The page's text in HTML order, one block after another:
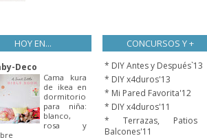
HOY EN...
Deco
Cama kura
de ikea en
dormitorio
para niña:
blanco,
rosa y
CONCURSOS Y +
* DIY Antes y Después`13
* DIY x4duros'13
* Mi Pared Favorita'12
* DIY x4duros'11
* Terrazas,
Balcones'11